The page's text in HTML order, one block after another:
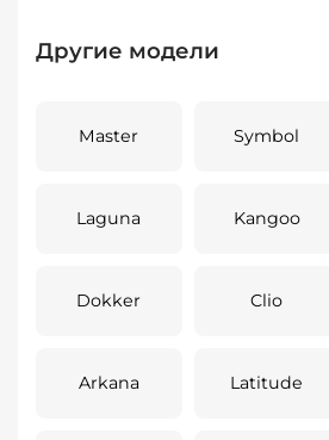
Другие модели
Master Symbol
Laguna Kangoo
Dokker Clio
Arkana Latitude